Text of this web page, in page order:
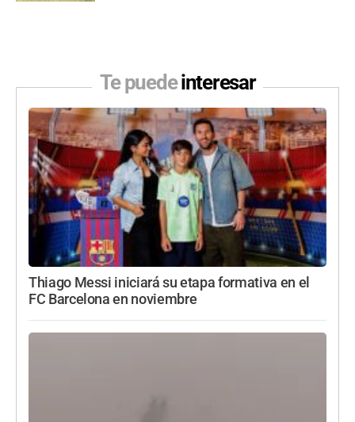
Te puedeinteresar
Thiago Messi iniciará su etapa formativa en el
FC Barcelona en noviembre